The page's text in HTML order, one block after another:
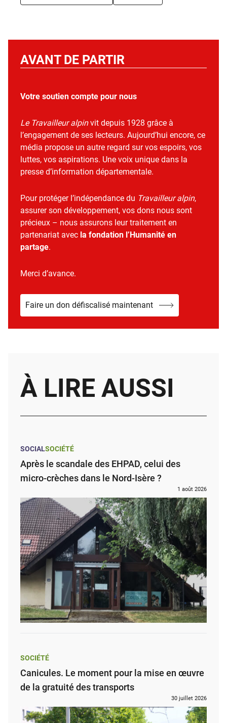
AVANT DE PARTIR
Votre soutien compte pour nous
Le Travailleur alpinvit depuis 1928 grâce à
l’engagement de ses lecteurs. Aujourd’hui encore, ce
média propose un autre regard sur vos espoirs, vos
luttes, vos aspirations. Une voix unique dans la
presse d’information départementale.
Pour protéger l’indépendance du Travailleur alpin,
assurer son développement, vos dons nous sont
précieux – nous assurons leur traitement en
partenariat avec la fondation l’Humanité en
partage.
Merci d’avance.
Faire un don défiscalisé maintenant
À LIRE AUSSI
SOCIALSOCIÉTÉ
Après le scandale des EHPAD, celui des
micro-crèches dans le Nord-Isère ?
1 août 2026
SOCIÉTÉ
Canicules. Le moment pour la mise en œuvre
de la gratuité des transports
30 juillet 2026